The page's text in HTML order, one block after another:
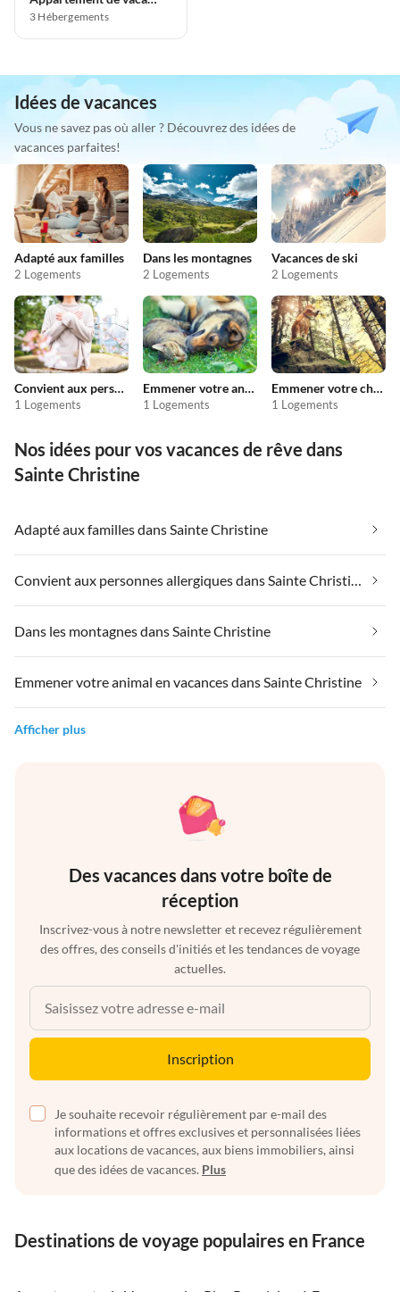
3 Hébergements
Idées de vacances
Vous ne savez pas où aller ? Découvrez des idées de
vacances parfaites!
Adapté aux familles
2 Logements
Dans les montagnes
2 Logements
Vacances de ski
2 Logements
Convient aux personnes allergiques
1 Logements
Emmener votre animal en vacances
1 Logements
Emmener votre chien en vacances
1 Logements
Nos idées pour vos vacances de rêve dans
Sainte Christine
Adapté aux familles dans Sainte Christine
Convient aux personnes allergiques dans Sainte Christine
Dans les montagnes dans Sainte Christine
Emmener votre animal en vacances dans Sainte Christine
Afficher plus
Des vacances dans votre boîte de
réception
Inscrivez-vous à notre newsletter et recevez régulièrement
des offres, des conseils d'initiés et les tendances de voyage
actuelles.
Inscription
Je souhaite recevoir régulièrement par e-mail des
informations et offres exclusives et personnalisées liées
aux locations de vacances, aux biens immobiliers, ainsi
que des idées de vacances. Plus
Destinations de voyage populaires en France